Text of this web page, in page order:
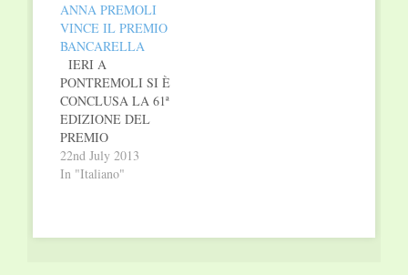
VENDUTI DI
NARRATIVA
ITALIANA PER 10
SETTIMANE
NELLA TOP TEN
VINCITORE DEL
PREMIO
LETTERARIO
EMILIO SALGARI
34 EDIZIONI
ANNA PREMOLI
VINCE IL PREMIO
BANCARELLA
IERI A
PONTREMOLI SI È
CONCLUSA LA 61ª
EDIZIONE DEL
PREMIO
BANCARELLA CON
LA VITTORIA DI TI
22nd July 2013
In "Italiano"